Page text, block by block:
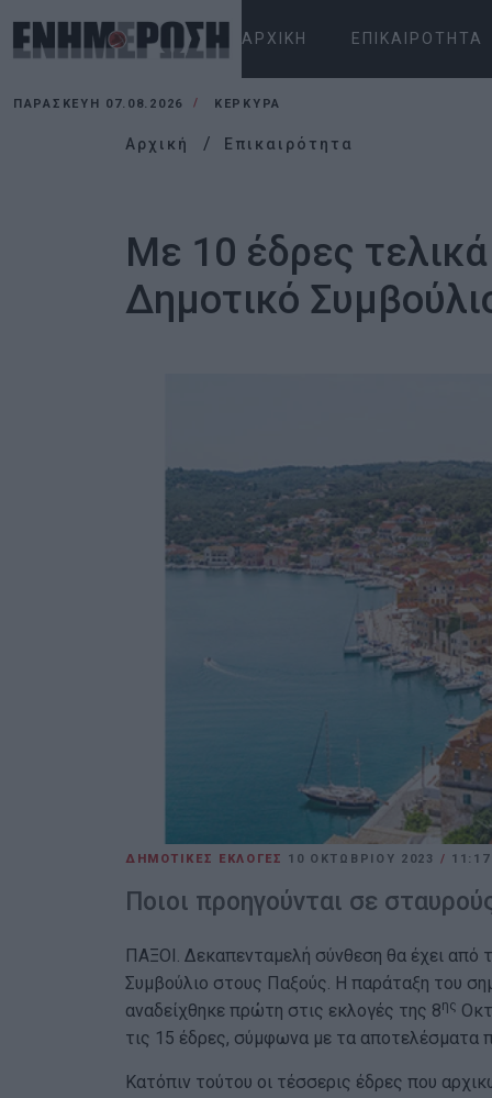
ΑΡΧΙΚΉ ΕΠΙΚΑΙΡΌΤΗΤΑ
ΠΑΡΑΣΚΕΥΉ 07.08.2026 ΚΕΡΚΥΡΑ
Αρχική Επικαιρότητα
Με 10 έδρες
Δημοτικό
ΔΗΜΟΤΙΚΕΣ ΕΚΛΟΓΕΣ 10 ΟΚΤΩΒΡΊΟΥ 2023 / 11:17
Ποιοι προηγούνται σε
ΠΑΞΟΙ. Δεκαπενταμελή σύνθεση θα έχει από
Συμβούλιο στους Παξούς. Η παράταξη του
αναδείχθηκε πρώτη στις εκλογές της 8ης
τις 15 έδρες, σύμφωνα με τα αποτελέσματα
Κατόπιν τούτου οι τέσσερις έδρες που